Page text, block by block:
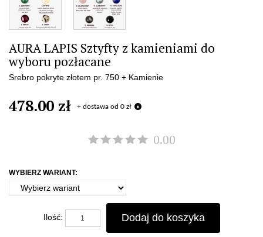
AURA LAPIS Sztyfty z kamieniami do
wyboru pozłacane
Srebro pokryte złotem pr. 750 + Kamienie
478.00 zł + dostawa od 0 zł
0.00
WYBIERZ WARIANT:
Ilość: Dodaj do koszyka